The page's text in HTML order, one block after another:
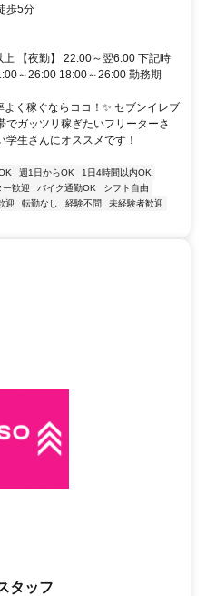
歩5分
【夜勤】 22:00～翌6:00 下記時
～26:00 18:00～26:00 勤務期
く稼ぐならココ！✨ セブンイレブ
でガッツリ稼ぎたいフリーターさ
生さんにオススメです！
週1日からOK
1日4時間以内OK
ー歓迎 バイク通勤OK
シフト自由
迎 転勤なし 経験不問
未経験者歓迎
タッフ